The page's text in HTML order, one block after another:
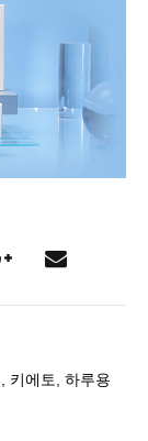
, 키에토, 하루용